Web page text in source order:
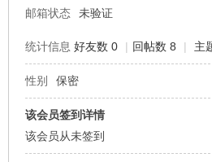
邮箱状态
未验证
统计信息 好友数 0 | 回帖数 8 | 主
性别 保密
该会员签到详情
该会员从未签到